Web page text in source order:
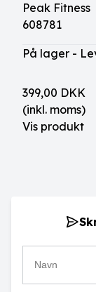
Peak Fitness
608781
På lager -
399,00 DKK
(inkl. moms)
Vis produkt